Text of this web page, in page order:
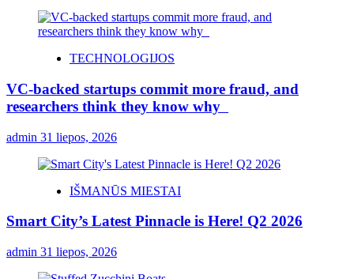
TECHNOLOGIJOS
VC-backed startups commit more fraud, and
researchers think they know why
admin 31 liepos, 2026
IŠMANŪS MIESTAI
Smart City’s Latest Pinnacle is Here! Q2 2026
admin 31 liepos, 2026